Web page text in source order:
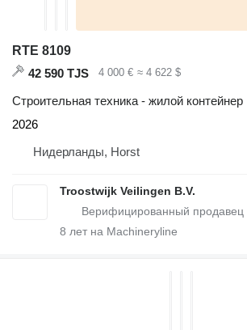
RTE 8109
42 590 TJS
4 000 € ≈ 4 622 $
Строительная техника - жилой контейнер
2026
Нидерланды, Horst
Troostwijk Veilingen B.V.
8 лет на Machineryline